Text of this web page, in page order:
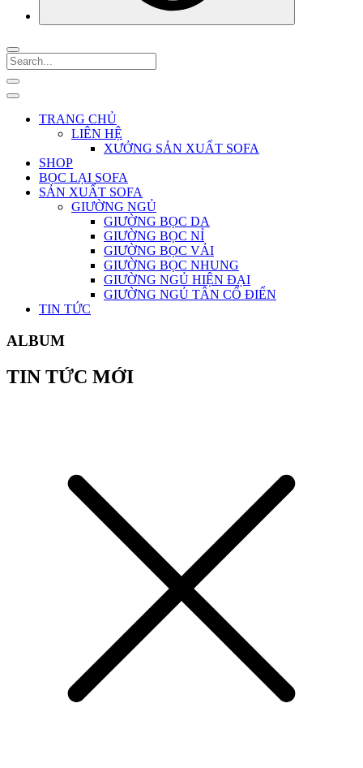
TRANG CHỦ
LIÊN HỆ
XƯỞNG SẢN XUẤT SOFA
SHOP
BỌC LẠI SOFA
SẢN XUẤT SOFA
GIƯỜNG NGỦ
GIƯỜNG BỌC DA
GIƯỜNG BỌC NỈ
GIƯỜNG BỌC VẢI
GIƯỜNG BỌC NHUNG
GIƯỜNG NGỦ HIỆN ĐẠI
GIƯỜNG NGỦ TÂN CỔ ĐIỂN
TIN TỨC
ALBUM
TIN TỨC MỚI